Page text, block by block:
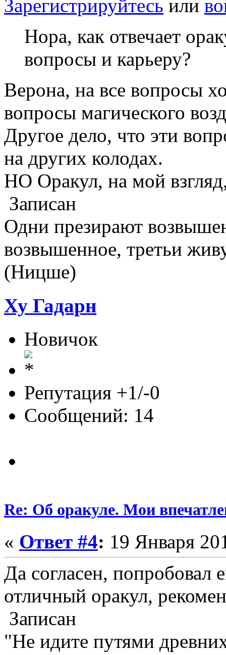
Зарегистрируйтесь или
Нора, как отвечает
вопросы и карьеру?
Верона, на все вопросы
вопросы магического
Другое дело, что эти
на других колодах.
НО Оракул, на мой
Записан
Одни презирают
возвышенное, третьи
(Ницше)
Ху Гадарн
Новичок
Репутация +1/-0
Сообщений: 14
Re: Об оракуле. Мои
« Ответ #4: 19 Января
Да согласен, попробовал
отличный оракул,
Записан
"Не идите путями